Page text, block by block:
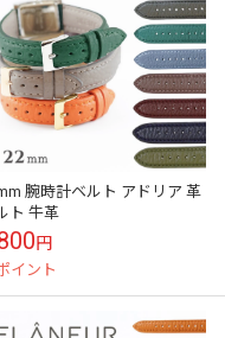
腕時計ベルト アドリア 革
ト 牛革
円
イント